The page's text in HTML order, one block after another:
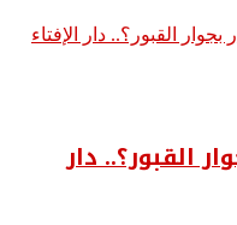
القبور؟.. دار